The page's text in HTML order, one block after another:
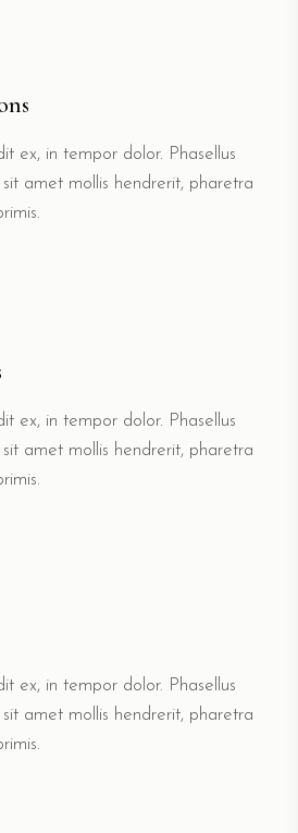
ex, in tempor dolor. Phasellus
amet mollis hendrerit, pharetra
ex, in tempor dolor. Phasellus
amet mollis hendrerit, pharetra
ex, in tempor dolor. Phasellus
amet mollis hendrerit, pharetra